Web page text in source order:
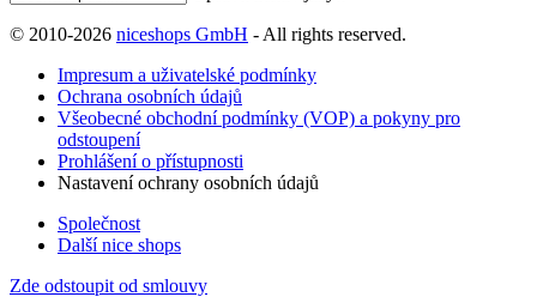
© 2010-2026 niceshops GmbH - All rights reserved.
Impresum a uživatelské podmínky
Ochrana osobních údajů
Všeobecné obchodní podmínky (VOP) a pokyny pro
odstoupení
Prohlášení o přístupnosti
Nastavení ochrany osobních údajů
Společnost
Další nice shops
Zde odstoupit od smlouvy